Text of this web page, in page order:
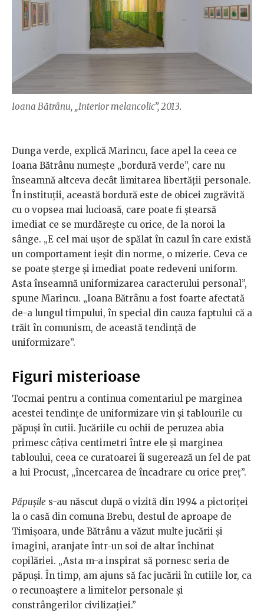
Ioana Bătrânu, „Interior melancolic”, 2013.
Dunga verde, explică Marincu, face apel la ceea ce
Ioana Bătrânu numește „bordură verde”, care nu
înseamnă altceva decât limitarea libertății personale.
În instituții, această bordură este de obicei zugrăvită
cu o vopsea mai lucioasă, care poate fi ștearsă
imediat ce se murdărește cu orice, de la noroi la
sânge. „E cel mai ușor de spălat în cazul în care există
un comportament ieșit din norme, o mizerie. Ceva ce
se poate șterge și imediat poate redeveni uniform.
Asta înseamnă uniformizarea caracterului personal”,
spune Marincu. „Ioana Bătrânu a fost foarte afectată
de-a lungul timpului, în special din cauza faptului că a
trăit în comunism, de această tendință de
uniformizare”.
Figuri misterioase
Tocmai pentru a continua comentariul pe marginea
acestei tendințe de uniformizare vin și tablourile cu
păpuși în cutii. Jucăriile cu ochii de peruzea abia
primesc câțiva centimetri între ele și marginea
tabloului, ceea ce curatoarei îi sugerează un fel de pat
a lui Procust, „încercarea de încadrare cu orice preț”.
Păpușile s-au născut după o vizită din 1994 a pictoriței
la o casă din comuna Brebu, destul de aproape de
Timișoara, unde Bătrânu a văzut multe jucării și
imagini, aranjate într-un soi de altar închinat
copilăriei. „Asta m-a inspirat să pornesc seria de
păpuși. În timp, am ajuns să fac jucării în cutiile lor, ca
o recunoaștere a limitelor personale și
constrângerilor civilizației.”